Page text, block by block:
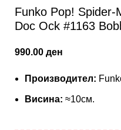
Funko Pop! Spider-
Doc Ock #1163
990.00 ден
Производител:
Висина: ≈10см.